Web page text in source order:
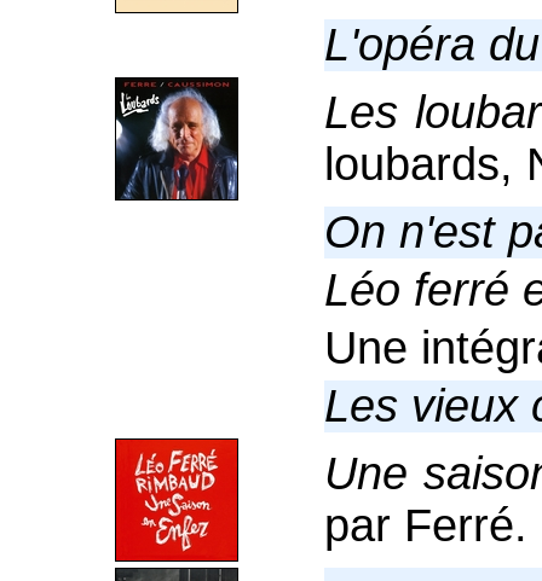
L'opéra
Les
loubards,
On n'est
Léo ferré
Une
Les vieux
Une
par Ferré.